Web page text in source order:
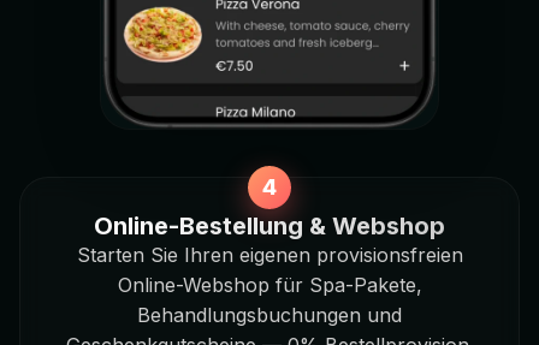
Online-Bestellung & Webshop
Starten Sie Ihren eigenen provisionsfreien
Online-Webshop für Spa-Pakete,
Behandlungsbuchungen und